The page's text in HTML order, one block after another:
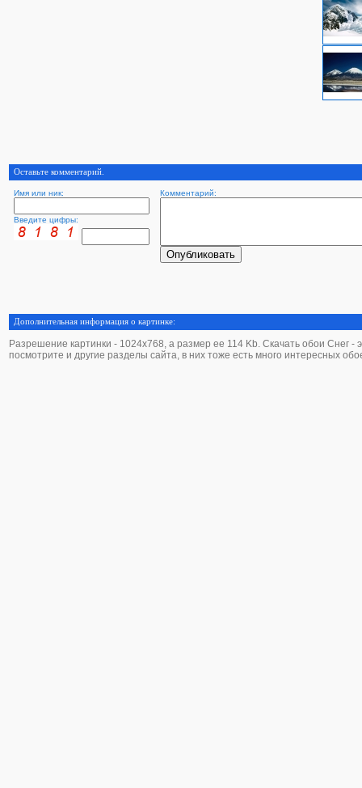
Оставьте комментарий.
Имя или ник: Комментарий:
Введите цифры:
Дополнительная информация о картинке:
Разрешение картинки - 1024х768, а размер ее 114 Kb. Скачать обои Снег -
посмотрите и другие разделы сайта, в них тоже есть много интересных